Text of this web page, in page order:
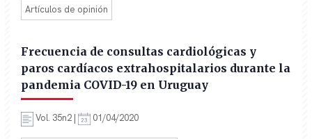
Artículos de opinión
Frecuencia de consultas cardiológicas y
paros cardíacos extrahospitalarios durante la
pandemia COVID-19 en Uruguay
Vol. 35n2 | 01/04/2020